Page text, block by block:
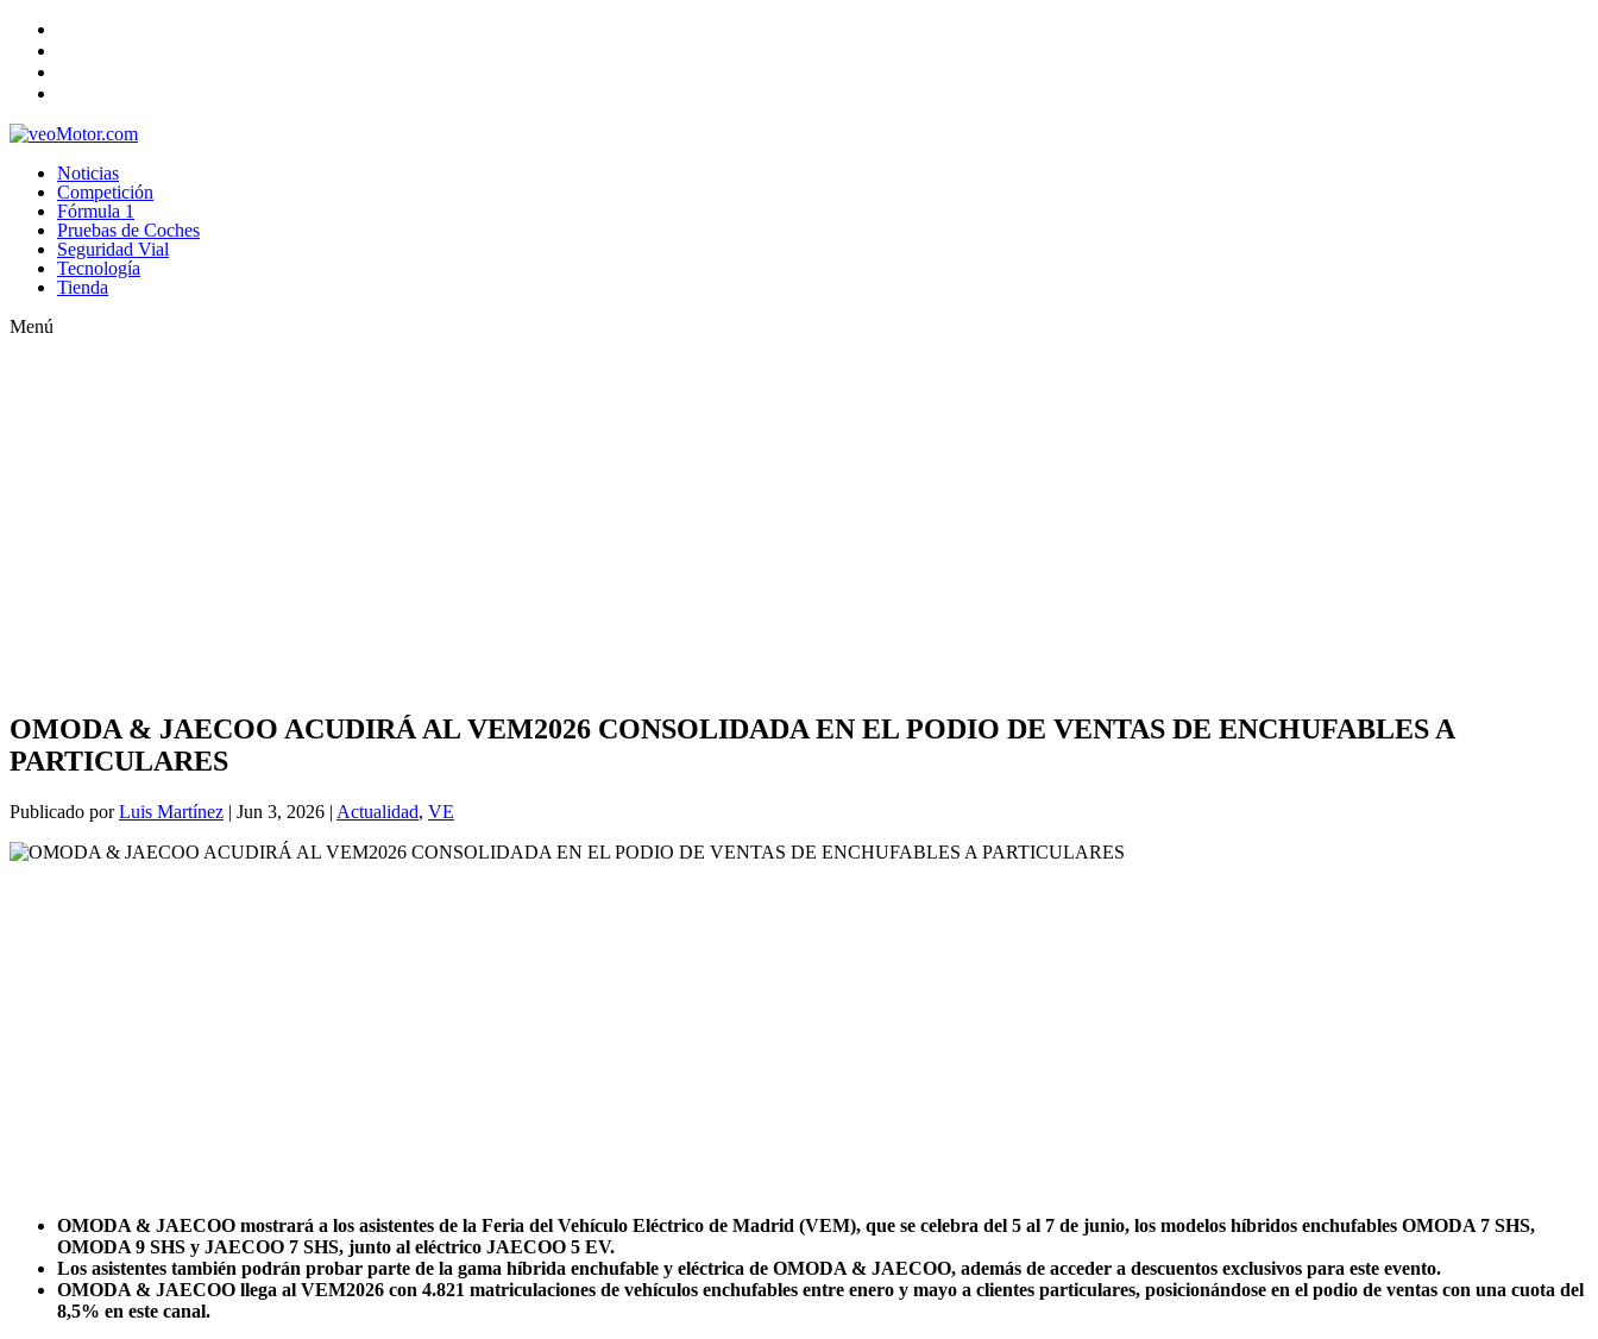
Noticias
Competición
Fórmula 1
Pruebas de Coches
Seguridad Vial
Tecnología
Tienda
Menú
OMODA & JAECOO ACUDIRÁ AL VEM2026 CONSOLIDADA EN EL PODIO DE VENTAS DE ENCHUFABLES A
PARTICULARES
Publicado porLuis Martínez | Jun 3, 2026 | Actualidad, VE
OMODA & JAECOO mostrará a los asistentes de la Feria del Vehículo Eléctrico de Madrid (VEM), que se celebra del 5 al 7 de junio, los modelos híbridos enchufables OMODA 7 SHS,
OMODA 9 SHS y JAECOO 7 SHS, junto al eléctrico JAECOO 5 EV.
Los asistentes también podrán probar parte de la gama híbrida enchufable y eléctrica de OMODA & JAECOO, además de acceder a descuentos exclusivos para este evento.
OMODA & JAECOO llega al VEM2026 con 4.821 matriculaciones de vehículos enchufables entre enero y mayo a clientes particulares, posicionándose en el podio de ventas con una cuota del
8,5% en este canal.